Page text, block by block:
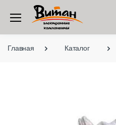
Главная Каталог